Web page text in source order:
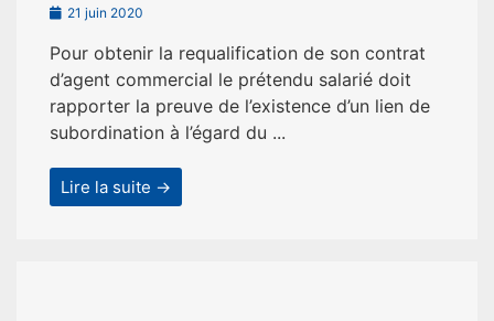
21 juin 2020
Pour obtenir la requalification de son contrat
d’agent commercial le prétendu salarié doit
rapporter la preuve de l’existence d’un lien de
subordination à l’égard du ...
Lire la suite →